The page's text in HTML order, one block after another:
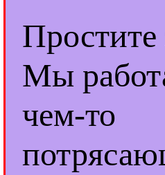
Мы
чем-то